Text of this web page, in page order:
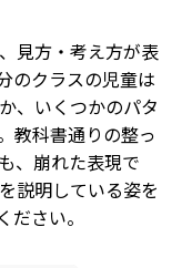
見方・考え方が表
のクラスの児童は
、いくつかのパタ
教科書通りの整っ
、崩れた表現で
説明している姿を
さい。